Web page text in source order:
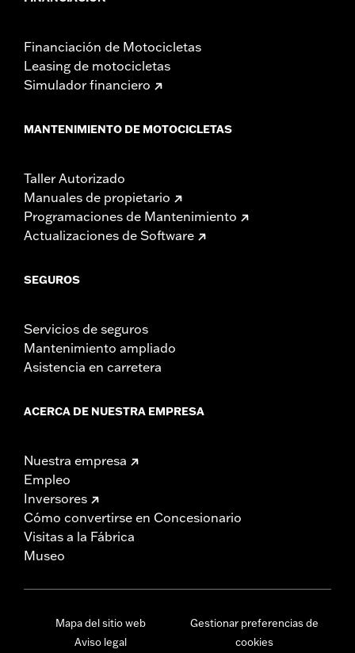
Financiación de Motocicletas
Leasing de motocicletas
Simulador financiero
MANTENIMIENTO DE MOTOCICLETAS
Taller Autorizado
Manuales de propietario
Programaciones de Mantenimiento
Actualizaciones de Software
SEGUROS
Servicios de seguros
Mantenimiento ampliado
Asistencia en carretera
ACERCA DE NUESTRA EMPRESA
Nuestra empresa
Empleo
Inversores
Cómo convertirse en Concesionario
Visitas a la Fábrica
Museo
Mapa del sitio web
Aviso legal
Gestionar preferencias de
cookies